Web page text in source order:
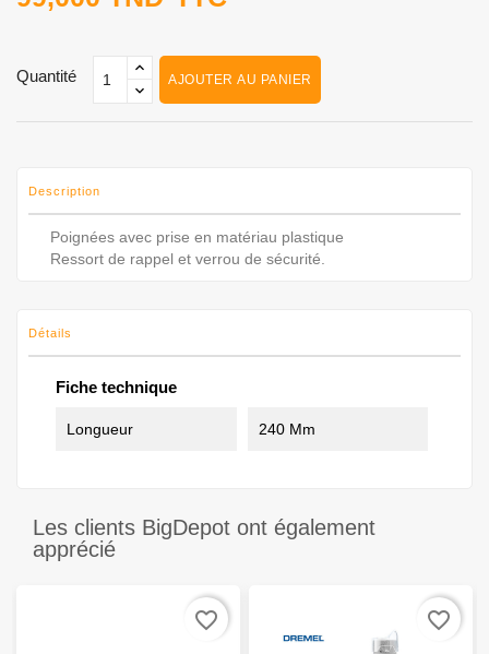
Quantité AJOUTER AU PANIER
Description
Poignées avec prise en matériau plastique
Ressort de rappel et verrou de sécurité.
Détails
Fiche technique
Longueur 240 Mm
Les clients BigDepot ont également
apprécié
favorite_border favorite_border